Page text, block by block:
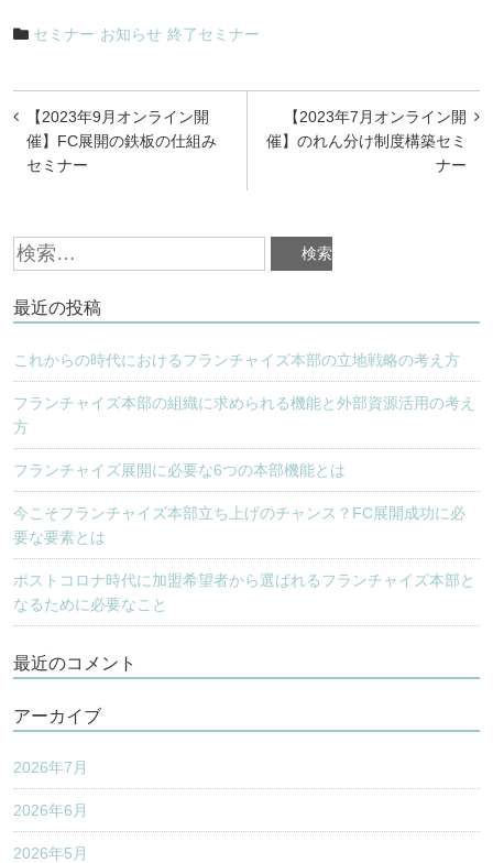
セミナー お知らせ 終了セミナー
投
稿
ナ
ゲ
シ
ョ
ン
【2023年7月オンライン開
催】のれん分け制度構築セミ
ナー
【2023年9月オンライン開
催】FC展開の鉄板の仕組み
セミナー
検
索:
最近の投稿
これからの時代におけるフランチャイズ本部の立地戦略の考え方
フランチャイズ本部の組織に求められる機能と外部資源活用の考え
方
フランチャイズ展開に必要な6つの本部機能とは
今こそフランチャイズ本部立ち上げのチャンス？FC展開成功に必
要な要素とは
ポストコロナ時代に加盟希望者から選ばれるフランチャイズ本部と
なるために必要なこと
最近のコメント
アーカイブ
2026年7月
2026年6月
2026年5月